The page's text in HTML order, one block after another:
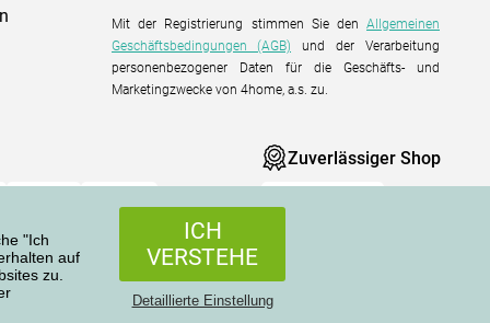
"Ich
auf
zu.
ICH
VERSTEHE
Detaillierte Einstellung
Mit der Registrierung stimmen Sie denAllgemeinen
Geschäftsbedingungen (AGB) und der Verarbeitung
personenbezogener Daten für die Geschäfts- und
Marketingzwecke von 4home, a.s. zu.
Zuverlässiger Shop
Alle Rechte vorbehalten © 2004-2026 4home, a.s.